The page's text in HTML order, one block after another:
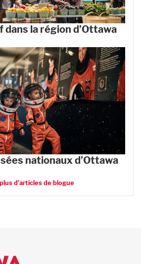
dans la région d’Ottawa
nationaux d’Ottawa
d'articles de blogue